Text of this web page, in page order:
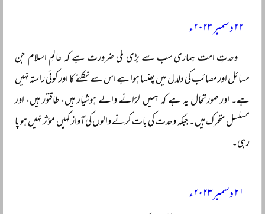
۲۲ دسمبر ۲۰۲۳ء
وحدتِ امت ہماری سب سے بڑی ملی ضرورت ہے کہ عالمِ اسلام جن
مسائل اور مصائب کی دلدل میں پھنسا ہوا ہے اس سے نکلنے کا اور کوئی راستہ نہیں
ہے۔ اور صورتحال یہ ہے کہ ہمیں لڑانے والے ہوشیار ہیں، طاقتور ہیں، اور
مسلسل متحرک ہیں۔ جبکہ وحدت کی بات کرنے والوں کی آواز کہیں مؤثر نہیں ہو پا
رہی۔
۲۱ دسمبر ۲۰۲۳ء